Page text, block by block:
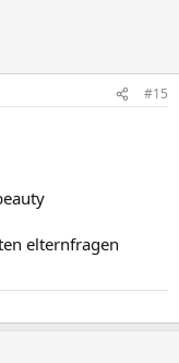
#15
elternfragen